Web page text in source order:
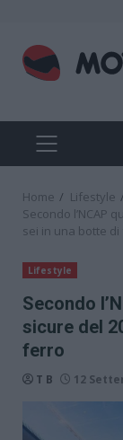
content
PRIMARY
MENU
Home
Lifestyle
Secondo l’NCAP
sei in una botte
Lifestyle
Secondo
sicure del
ferro
T B 12